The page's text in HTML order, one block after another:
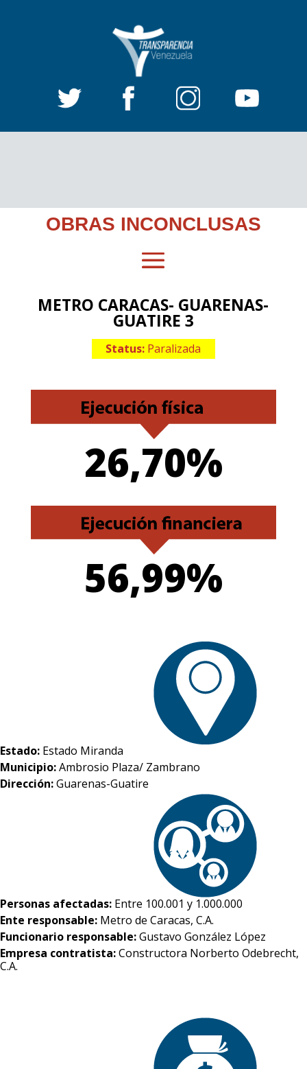
OBRAS INCONCLUSAS
METRO CARACAS- GUARENAS-
GUATIRE 3
Status: Paralizada
26,70%
56,99%
Estado: Estado Miranda
Municipio:Ambrosio Plaza/ Zambrano
Dirección:Guarenas-Guatire
Personas afectadas: Entre 100.001 y 1.000.000
Ente responsable: Metro de Caracas, C.A.
Funcionario responsable:Gustavo González López
Empresa contratista:Constructora Norberto Odebrecht,
C.A.